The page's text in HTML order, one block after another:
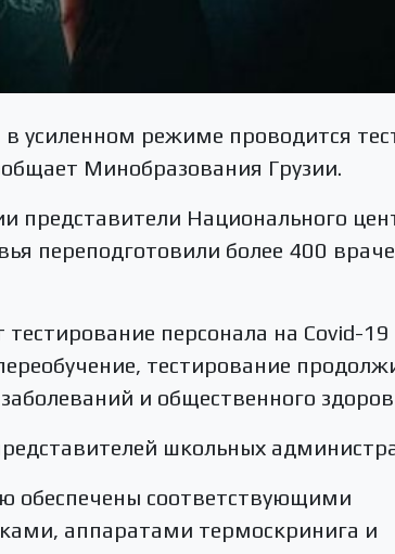
усиленном режиме проводится
Минобразования Грузии.
представители Национального
переподготовили более 400
персонала на Covid-19
тестирование
и общественного
школьных
обеспечены соответствующими
аппаратами термоскринига и